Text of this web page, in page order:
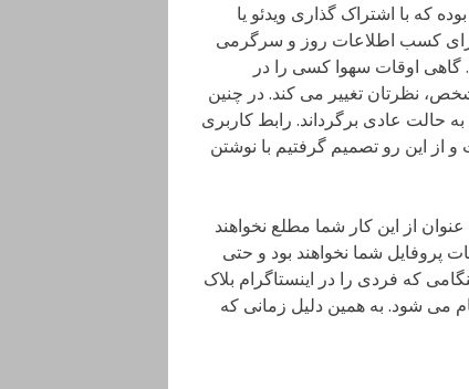
که با اشتراک گذاری ویدئو یا
برای کسب اطلاعات روز و سرگرمی
اوقات سهوا کسی را در
نظرتان تغییر می کند. در چنین
حالت عادی برگرداند. رابط کاربری
و از این رو تصمیم گرفتیم با نوشتن
عنوان از این کار شما مطلع نخواهند
پروفایل شما نخواهند بود و حتی
که فردی را در اینستاگرام بلاک
می شود. به همین دلیل زمانی که